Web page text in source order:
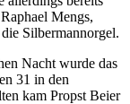
Mengs,
Silbermannorgel.
Nacht wurde das
31 in den
kam Propst Beier